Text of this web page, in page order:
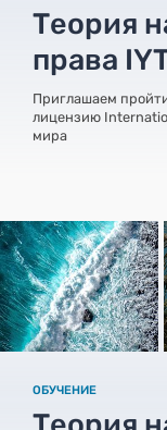
Теория
права
Приглашаем
лицензию
мира
ОБУЧЕНИЕ